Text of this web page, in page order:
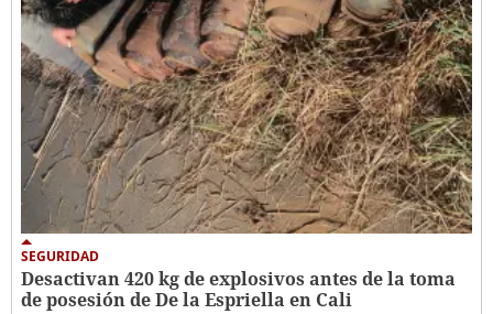
SEGURIDAD
Desactivan 420 kg de explosivos antes de la toma
de posesión de De la Espriella en Cali